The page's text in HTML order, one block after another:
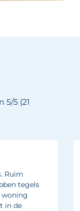
5 (21
Ruim
tegels
woning
in de